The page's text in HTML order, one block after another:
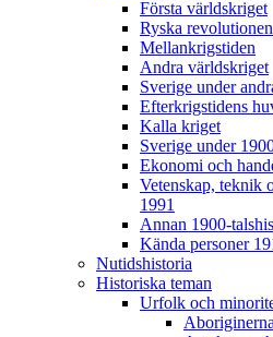
Första världskriget
Ryska revolutionen
Mellankrigstiden
Andra världskriget
Sverige under
Efterkrigstidens
Kalla kriget
Sverige under
Ekonomi och
Vetenskap, teknik
1991
Annan 1900-
Kända personer
Nutidshistoria
Historiska teman
Urfolk och